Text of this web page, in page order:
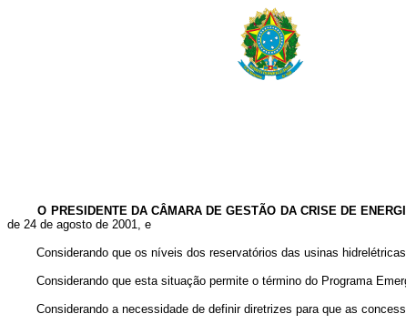
O PRESIDENTE DA CÂMARA DE GESTÃO DA CRISE DE
de 24 de agosto de 2001, e
Considerando que os níveis dos reservatórios das usinas hidrelétricas
Considerando que esta situação permite o término do Programa
Considerando a necessidade de definir diretrizes para que as